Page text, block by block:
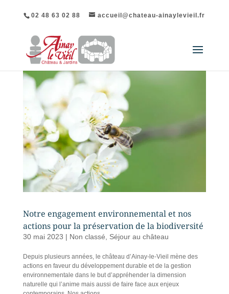
02 48 63 02 88 accueil@chateau-ainaylevieil.fr
Notre engagement environnemental et nos
actions pour la préservation de la biodiversité
30 mai 2023 | Non classé, Séjour au château
Depuis plusieurs années, le château d’Ainay-le-Vieil mène des
actions en faveur du développement durable et de la gestion
environnementale dans le but d’appréhender la dimension
naturelle qui l’anime mais aussi de faire face aux enjeux